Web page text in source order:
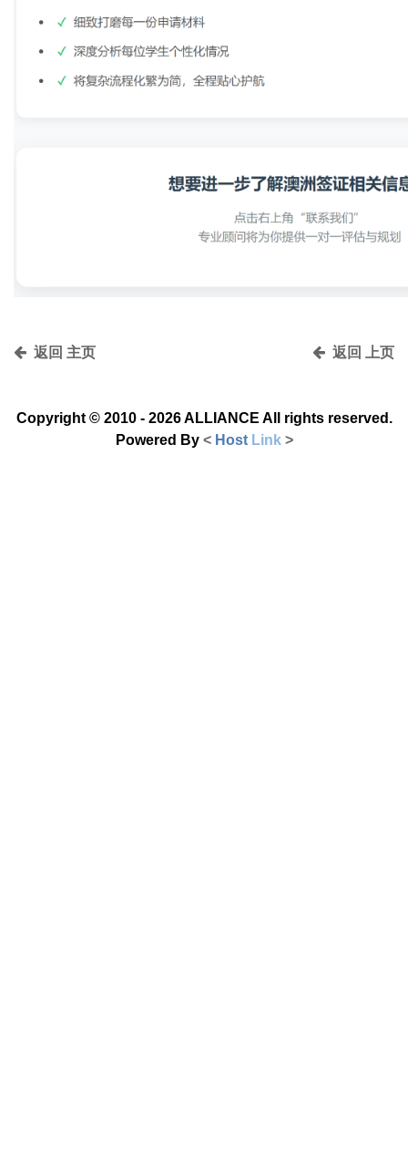
返回 主页 返回 上页
Copyright © 2010 - 2026ALLIANCE All rights reserved.
Powered By < Host Link >